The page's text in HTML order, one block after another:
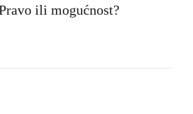
ili mogućnost?